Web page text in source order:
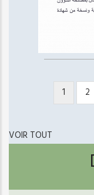
PAGINATIONPage
1 2
VOIR TOUT